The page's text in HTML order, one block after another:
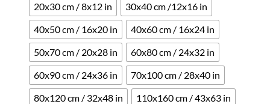
20x30 cm / 8x12 in
30x40 cm /12x16 in
40x50 cm / 16x20 in
40x60 cm / 16x24 in
50x70 cm / 20x28 in
60x80 cm / 24x32 in
60x90 cm / 24x36 in
70x100 cm / 28x40 in
80x120 cm / 32x48 in
110x160 cm / 43x63 in